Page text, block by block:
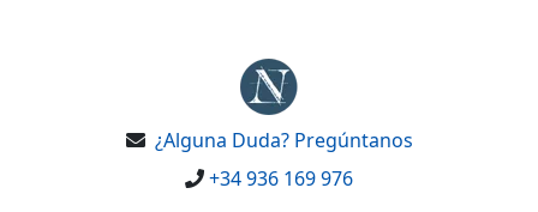
¿Alguna Duda? Pregúntanos
+34 936 169 976